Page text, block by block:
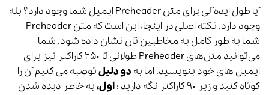
آیا طول ایده‌آلی برای متن Preheader‌ ایمیل شما وجود دارد؟ بله
شما به طور کامل به مخاطبین تان نشان داده شود. شما
می‌توانید متن‌های Preheader‌ طولانی تا ۲۵۰ کاراکتر نیز برای
ایمیل های خود بنویسید. اما به دو دلیلتوصیه می کنیم آن را
کوتاه کنید و زیر ۹۰ کاراکتر نگه دارید :
اول،به خاطر دیده شدن